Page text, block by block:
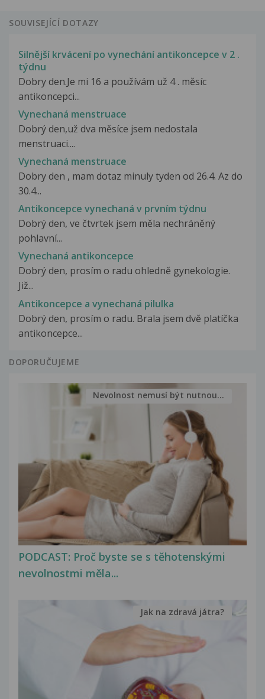
SOUVISEJÍCÍ DOTAZY
Silnější krvácení po vynechání antikoncepce v 2 .
týdnu
Dobry den.Je mi 16 a používám už 4 . měsíc
antikoncepci...
Vynechaná menstruace
Dobrý den,už dva měsíce jsem nedostala
menstruaci....
Vynechaná menstruace
Dobry den , mam dotaz minuly tyden od 26.4. Az do
30.4...
Antikoncepce vynechaná v prvním týdnu
Dobrý den, ve čtvrtek jsem měla nechráněný
pohlavní...
Vynechaná antikoncepce
Dobrý den, prosím o radu ohledně gynekologie.
Již...
Antikoncepce a vynechaná pilulka
Dobrý den, prosím o radu. Brala jsem dvě platíčka
antikoncepce...
DOPORUČUJEME
PODCAST: Proč byste se s těhotenskými
nevolnostmi měla...
Nevolnost nemusí být nutnou...
Jak na zdravá játra?